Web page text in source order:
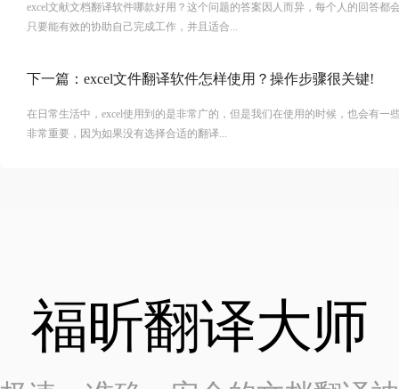
excel文献文档翻译软件哪款好用？这个问题的答案因人而异，每个人的回答都
只要能有效的协助自己完成工作，并且适合...
下一篇： excel文件翻译软件怎样使用？操作步骤很关键!
在日常生活中，excel使用到的是非常广的，但是我们在使用的时候，也会有一
非常重要，因为如果没有选择合适的翻译...
福昕翻译大师